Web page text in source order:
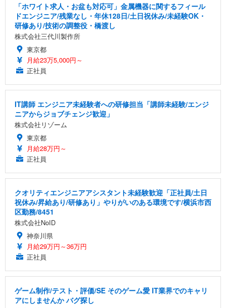
「ホワイト求人・お盆も対応可」金属機器に関するフィール
ドエンジニア/残業なし・年休128日/土日祝休み/未経験OK・
研修あり/技術の調整役・橋渡し
株式会社三代川製作所
東京都
月給23万5,000円～
正社員
IT講師 エンジニア未経験者への研修担当「講師未経験/エンジ
ニアからジョブチェンジ歓迎」
株式会社リゾーム
東京都
月給28万円～
正社員
クオリティエンジニアアシスタント未経験歓迎「正社員/土日
祝休み/昇給あり/研修あり」やりがいのある環境です/横浜市西
区勤務/8451
株式会社NoID
神奈川県
月給29万円～36万円
正社員
ゲーム制作/テスト・評価/SE そのゲーム愛 IT業界でのキャリ
アにしませんか バグ探し